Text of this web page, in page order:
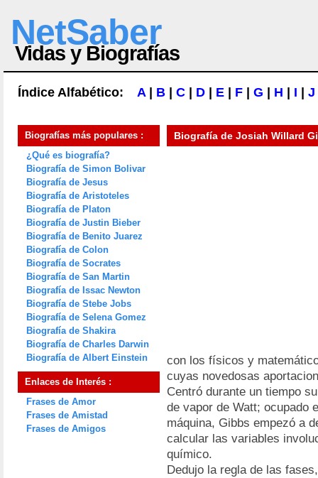
NetSaber
Vidas y Biografías
Índice Alfabético: A| B C D E F G H I J
Biografías más populares :
¿Qué es biografía?
Biografía de Simon Bolivar
Biografía de Jesus
Biografía de Aristoteles
Biografía de Platon
Biografía de Justin Bieber
Biografía de Benito Juarez
Biografía de Colon
Biografía de Socrates
Biografía de San Martin
Biografía de Issac Newton
Biografía de Stebe Jobs
Biografía de Selena Gomez
Biografía de Shakira
Biografía de Charles Darwin
Biografía de Albert Einstein
Enlaces de Interés :
Frases de Amor
Frases de Amistad
Frases de Amigos
Biografía de Josiah Willard
con los físicos y
cuyas novedosas
Centró durante un tiempo
de vapor de Watt; ocupado
máquina, Gibbs empezó a
calcular las variables
químico.
Dedujo la regla de las